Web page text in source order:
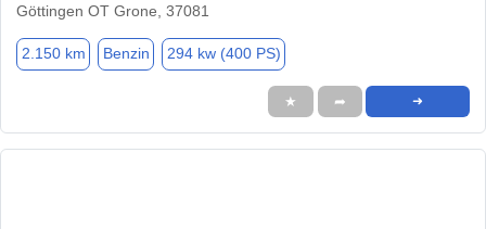
Göttingen OT Grone, 37081
2.150 km Benzin 294 kw (400 PS)
★ ➦ ➜